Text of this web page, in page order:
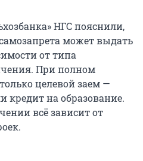
НГС пояснили,
может выдать
от типа
При полном
целевой заем —
кредит на образование.
всё зависит от